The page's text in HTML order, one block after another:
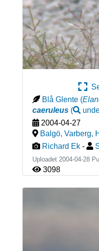
Blå Glente (
caeruleus(
2004-04-27
Balgö, Varberg,
Richard Ek -
Uploadet 2004-04-28
3098